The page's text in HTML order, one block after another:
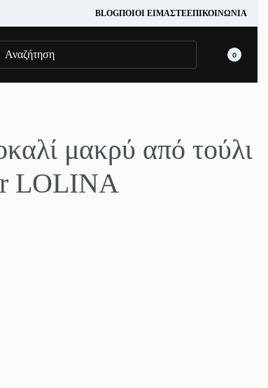
BLOGΠΟΙΟΊ ΕΊΜΑΣΤΕΕΠΙΚΟΙΝΩΝΊΑ
0
μακρύ από τούλι
LOLINA